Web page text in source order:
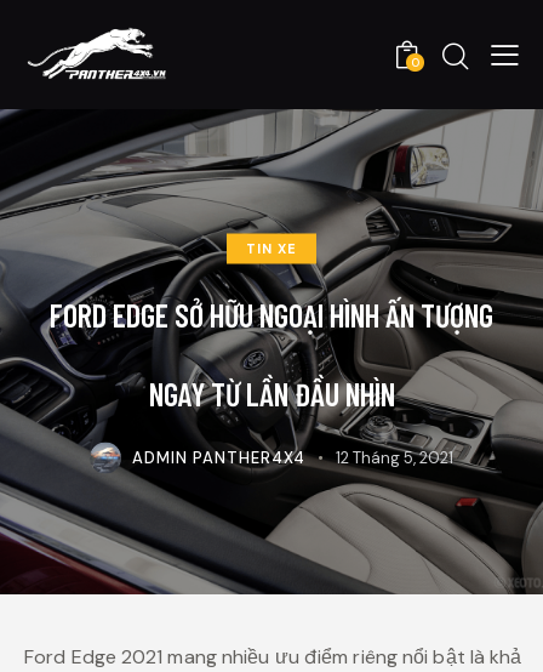
0
TIN XE
FORD EDGE SỞ HỮU NGOẠI HÌNH ẤN TƯỢNG
NGAY TỪ LẦN ĐẦU NHÌN
ADMIN PANTHER4X4 12 Tháng 5, 2021
Ford Edge 2021 mang nhiều ưu điểm riêng nổi bật là khả